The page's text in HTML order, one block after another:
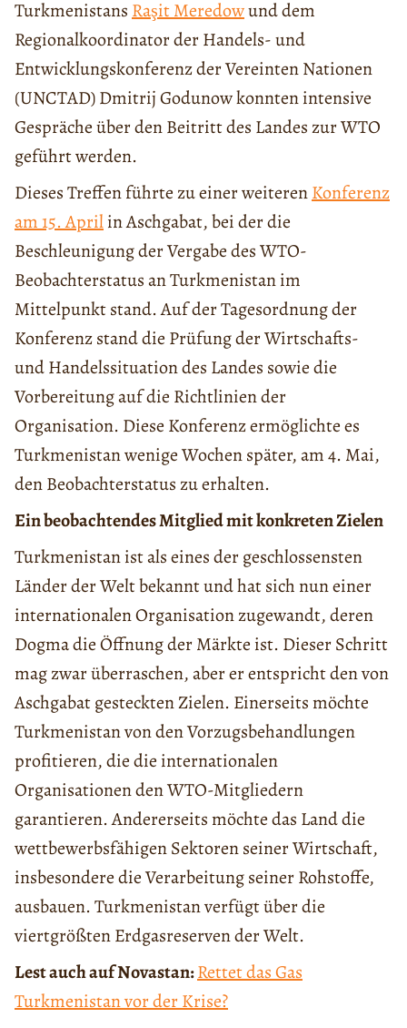
Turkmenistans Raşit Meredowund dem
Regionalkoordinator der Handels- und
Entwicklungskonferenz der Vereinten Nationen
(UNCTAD) Dmitrij Godunow konnten intensive
Gespräche über den Beitritt des Landes zur WTO
geführt werden.
Dieses Treffen führte zu einer weiterenKonferenz
am 15. Aprilin Aschgabat, bei der die
Beschleunigung der Vergabe des WTO-
Beobachterstatus an Turkmenistan im
Mittelpunkt stand. Auf der Tagesordnung der
Konferenz stand die Prüfung der Wirtschafts-
und Handelssituation des Landes sowie die
Vorbereitung auf die Richtlinien der
Organisation. Diese Konferenz ermöglichte es
Turkmenistan wenige Wochen später, am 4. Mai,
den Beobachterstatus zu erhalten.
Ein beobachtendes Mitglied mit konkreten Zielen
Turkmenistan ist als eines der geschlossensten
Länder der Welt bekannt und hat sich nun einer
internationalen Organisation zugewandt, deren
Dogma die Öffnung der Märkte ist. Dieser Schritt
mag zwar überraschen, aber er entspricht den von
Aschgabat gesteckten Zielen. Einerseits möchte
Turkmenistan von den Vorzugsbehandlungen
profitieren, die die internationalen
Organisationen den WTO-Mitgliedern
garantieren. Andererseits möchte das Land die
wettbewerbsfähigen Sektoren seiner Wirtschaft,
insbesondere die Verarbeitung seiner Rohstoffe,
ausbauen. Turkmenistan verfügt über die
viertgrößten Erdgasreserven der Welt.
Lest auch auf Novastan:Rettet das Gas
Turkmenistan vor der Krise?